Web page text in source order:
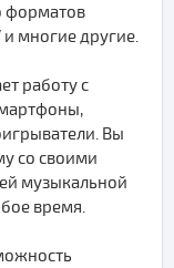
форматов
и многие другие.
работу с
Вы
со своими
музыкальной
время.